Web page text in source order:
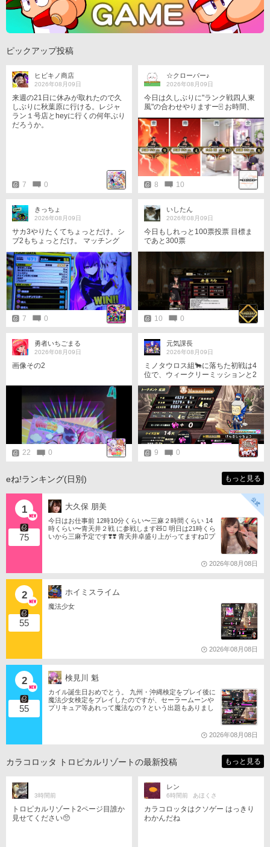
ピックアップ投稿
ヒビキノ商店
2026年08月09日
来週の21日に休みが取れたので久
しぶりに秋葉原に行ける。レジャ
ラン１号店とheyに行くの何年ぶり
だろうか。
7 0
☆クローバー♪
2026年08月09日
今日は久しぶりに"ランク戦四人東
風"の合わせやりますー🀄️ お時間、
タイミングある方は是非！🙌 20:3
0〜、21:00〜、21:30〜の3回参戦
時間になった瞬間に入ります、も
し同卓した際はよろしくお願いし
ます🍀 画像は昨日フレさんで集ま
った時のものです(⁠^⁠^⁠)✨️
8 10
きっちょ
2026年08月09日
サカ3やりたくてちょっとだけ。シ
ブ2もちょっとだけ。 マッチング
ありがとうございました！ 最後に
した試合、デグチ戦(守)で盛大にや
らかしたのが最大の反省ポイン
ト。すいませんでした。。
7 0
いしたん
2026年08月09日
今日もしれっと100票投票 目標ま
であと300票
10 0
勇者いちごまる
2026年08月09日
画像その2
22 0
元気課長
2026年08月09日
ミノタウロス組🐂に落ちた初戦は4
位で、ウィークリーミッションと2
ウィークミッションの2つを達成出
来たのは良かったですが、準決勝
のグロ問ラッシュに泣かされまし
た…。
9 0
eね!ランキング(日別) もっと見る
1
75
大久保 朋美
今日はお仕事前 12時10分くらい〜三麻２時間くらい 14
時くらい〜青天井２戦 に参戦します🧸󾬏 明日は21時くら
いから三麻予定です❣️❣️ 青天井卓盛り上がってますね󾬌️プ
2026年08月08日
2
55
ホイミスライム
魔法少女
2026年08月08日
2
55
検見川 魁
カイル誕生日おめでとう。 九州・沖縄検定をプレイ後に
魔法少女検定をプレイしたのですが、セーラームーンや
プリキュア等あれって魔法なの？という出題もありまし
2026年08月08日
カラコロッタ トロピカルリゾートの最新投稿 もっと見る
3時間前
トロピカルリゾート2ページ目誰か
見せてください🥺
レン
6時間前 あほくさ
カラコロッタはクソゲー はっきり
わかんだね